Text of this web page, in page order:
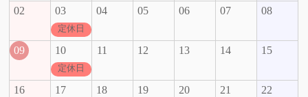
02 03
定休日
04 05 06 07 08
09 10
定休日
11 12 13 14 15
16 17 18 19 20 21 22